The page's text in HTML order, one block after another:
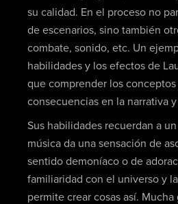
su calidad. En el proceso no
de escenarios, sino también
combate, sonido, etc. Un
habilidades y los efectos de
que comprender los conceptos
consecuencias en la narrativa
Sus habilidades recuerdan a
música da una sensación de
sentido demoníaco o de
familiaridad con el universo y
permite crear cosas así.